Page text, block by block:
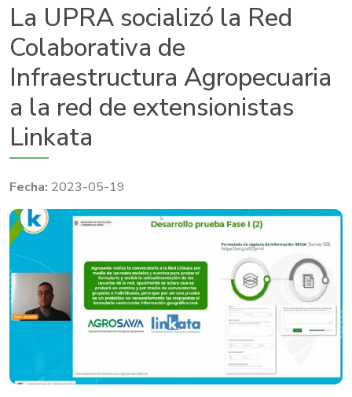
La UPRA socializó la Red
Colaborativa de
Infraestructura Agropecuaria
a la red de extensionistas
Linkata
2023-05-19